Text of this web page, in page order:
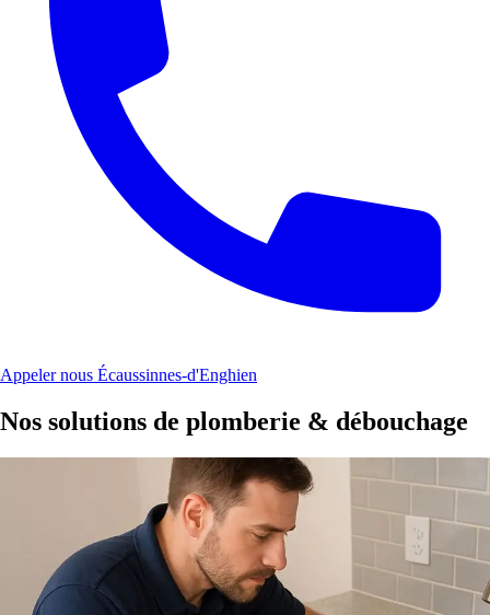
Appeler nous Écaussinnes-d'Enghien
Nos solutions de plomberie & débouchage